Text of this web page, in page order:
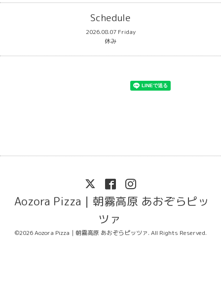
Schedule
2026.08.07 Friday
休み
Aozora Pizza｜朝霧高原 あおぞらピッ
ツァ
©2026Aozora Pizza｜朝霧高原 あおぞらピッツァ. All Rights Reserved.